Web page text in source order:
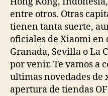
entre otros. Otras
tienen tanta suerte,
oficiales de Xiaomi en
Granada, Sevilla o La
por venir. Te vamos a
ultimas novedades de
apertura de tiendas